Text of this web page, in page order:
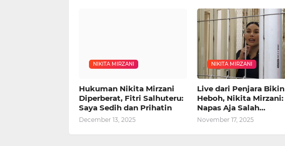
NIKITA MIRZANI
Hukuman Nikita Mirzani
Diperberat, Fitri Salhuteru:
Saya Sedih dan Prihatin
December 13, 2025
NIKITA MIRZANI
Live dari Penjara Bikin
Heboh, Nikita Mirzani:
Napas Aja Salah...
November 17, 2025